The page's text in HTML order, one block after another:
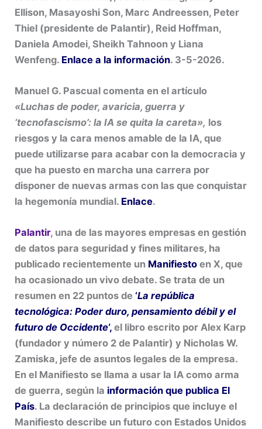
Ellison, Masayoshi Son, Marc Andreessen, Peter
Thiel (presidente de Palantir), Reid Hoffman,
Daniela Amodei, Sheikh Tahnoon y Liana
Wenfeng. Enlace a la información. 3-5-2026.
Manuel G. Pascual comenta en el artículo
«Luchas de poder, avaricia, guerra y
‘tecnofascismo’: la IA se quita la careta», los
riesgos y la cara menos amable de la IA, que
puede utilizarse para acabar con la democracia y
que ha puesto en marcha una carrera por
disponer de nuevas armas con las que conquistar
la hegemonía mundial. Enlace.
Palantir, una de las mayores empresas en gestión
de datos para seguridad y fines militares, ha
publicado recientemente un Manifiesto en X, que
ha ocasionado un vivo debate. Se trata de un
resumen en 22 puntos de ‘La república
tecnológica: Poder duro, pensamiento débil y el
futuro de Occidente‘, el libro escrito por Alex Karp
(fundador y número 2 de Palantir) y Nicholas W.
Zamiska, jefe de asuntos legales de la empresa.
En el Manifiesto se llama a usar la IA como arma
de guerra, según la información que publica El
País. La declaración de principios que incluye el
Manifiesto describe un futuro con Estados Unidos